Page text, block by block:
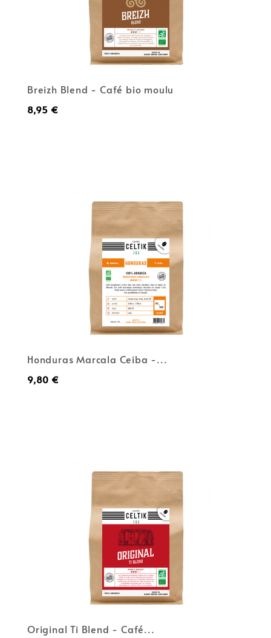
Breizh Blend - Café bio moulu
Prix
8,95 €
Honduras Marcala Ceiba -...
Prix
9,80 €
Original Ti Blend - Café...